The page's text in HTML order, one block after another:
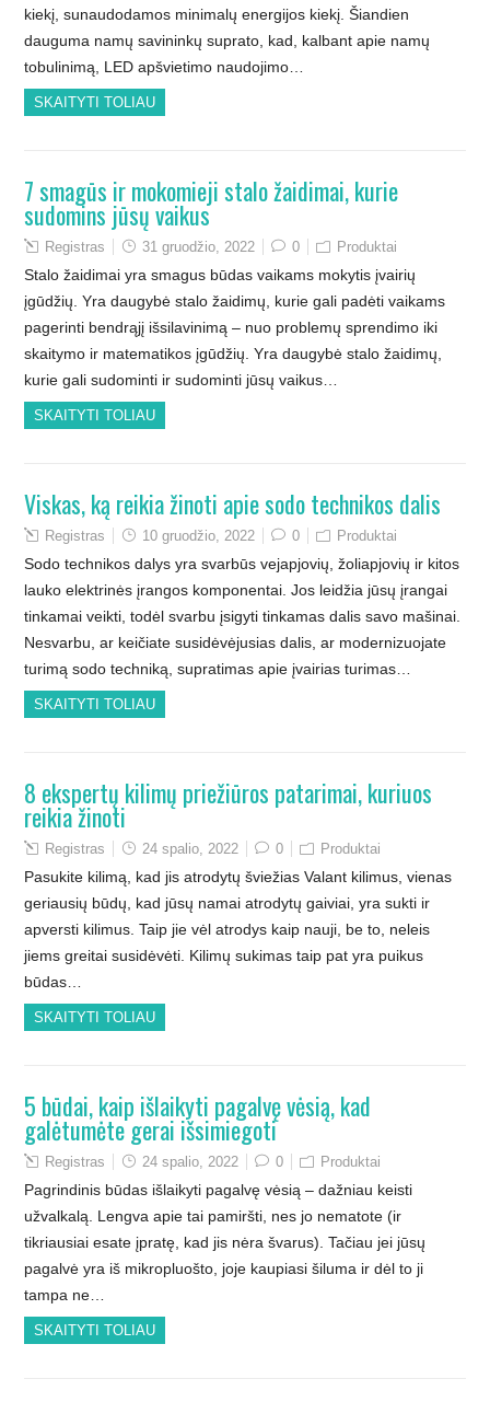
kiekį, sunaudodamos minimalų energijos kiekį. Šiandien
dauguma namų savininkų suprato, kad, kalbant apie namų
tobulinimą, LED apšvietimo naudojimo…
SKAITYTI TOLIAU
7 smagūs ir mokomieji stalo žaidimai, kurie
sudomins jūsų vaikus
Registras 31 gruodžio, 2022 0 Produktai
Stalo žaidimai yra smagus būdas vaikams mokytis įvairių
įgūdžių. Yra daugybė stalo žaidimų, kurie gali padėti vaikams
pagerinti bendrąjį išsilavinimą – nuo problemų sprendimo iki
skaitymo ir matematikos įgūdžių. Yra daugybė stalo žaidimų,
kurie gali sudominti ir sudominti jūsų vaikus…
SKAITYTI TOLIAU
Viskas, ką reikia žinoti apie sodo technikos dalis
Registras 10 gruodžio, 2022 0 Produktai
Sodo technikos dalys yra svarbūs vejapjovių, žoliapjovių ir kitos
lauko elektrinės įrangos komponentai. Jos leidžia jūsų įrangai
tinkamai veikti, todėl svarbu įsigyti tinkamas dalis savo mašinai.
Nesvarbu, ar keičiate susidėvėjusias dalis, ar modernizuojate
turimą sodo techniką, supratimas apie įvairias turimas…
SKAITYTI TOLIAU
8 ekspertų kilimų priežiūros patarimai, kuriuos
reikia žinoti
Registras 24 spalio, 2022 0 Produktai
Pasukite kilimą, kad jis atrodytų šviežias Valant kilimus, vienas
geriausių būdų, kad jūsų namai atrodytų gaiviai, yra sukti ir
apversti kilimus. Taip jie vėl atrodys kaip nauji, be to, neleis
jiems greitai susidėvėti. Kilimų sukimas taip pat yra puikus
būdas…
SKAITYTI TOLIAU
5 būdai, kaip išlaikyti pagalvę vėsią, kad
galėtumėte gerai išsimiegoti
Registras 24 spalio, 2022 0 Produktai
Pagrindinis būdas išlaikyti pagalvę vėsią – dažniau keisti
užvalkalą. Lengva apie tai pamiršti, nes jo nematote (ir
tikriausiai esate įpratę, kad jis nėra švarus). Tačiau jei jūsų
pagalvė yra iš mikropluošto, joje kaupiasi šiluma ir dėl to ji
tampa ne…
SKAITYTI TOLIAU